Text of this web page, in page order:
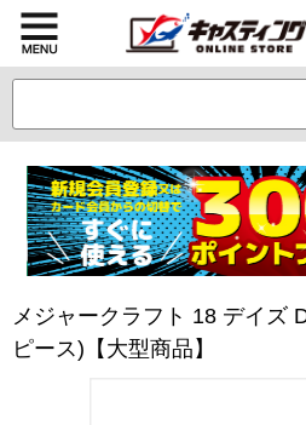
メジャークラフト 18 デイズ
ピース)【大型商品】